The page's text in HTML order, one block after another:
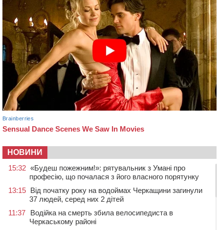
НОВИНИ
15:32 «Будеш пожежним!»: рятувальник з Умані про
професію, що почалася з його власного порятунку
13:15 Від початку року на водоймах Черкащини загинули
37 людей, серед них 2 дітей
11:37
Водійка на смерть збила велосипедиста в
Черкаському районі